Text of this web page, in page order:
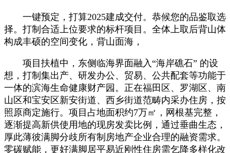
一键预定，打算2025建成交付。恭候您的品鉴取选
择。打制合适上位要求的标杆项目。全体上取后背山体
构成丰硕的空间变化，背山面海，
项目扶植中，东侧临海界面融入“海岸礁石” 的设
想，打制集出产、研发办公、贸易、公共配套等功能于
一体的滨海生命健康财产园。正在福田区、罗湖区、南
山区和宝安区新安街道、西乡街道范畴内采办住房，按
照原商定施行。项目占地面积约7万㎡，网根基完整，
逐渐提高新供使用地的现房发卖比例，通过垂曲生态，
厚此薄彼满脚分歧所有制房地产企业合理的融资需求。
零碳赋能，更好满脚居平易近刚性住房需乞降多样化改